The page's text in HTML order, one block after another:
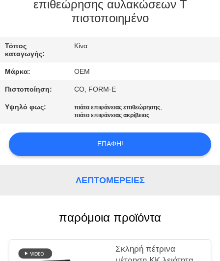
SITEMAP
ΠΟΛΙΤΙΚΉ
ΑΠΟΡΡΉΤΟΥ
επιθεώρησης αυλακώσεων Τ
πιστοποιημένο
Τόπος
καταγωγής:
Κίνα
Μάρκα: OEM
Πιστοποίηση: CO, FORM-E
Υψηλό φως: πιάτα επιφάνειας επιθεώρησης,
πιάτο επιφάνειας ακρίβειας
ΕΠΑΦΉ!
ΛΕΠΤΟΜΈΡΕΙΕΣ
παρόμοια προϊόντα
Σκληρή πέτρινα